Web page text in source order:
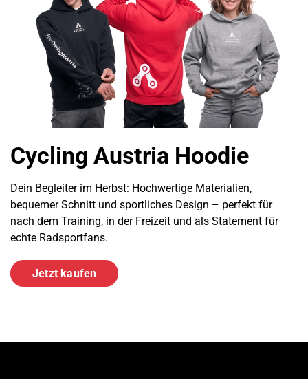
Cycling Austria Hoodie
Dein Begleiter im Herbst: Hochwertige Materialien,
bequemer Schnitt und sportliches Design – perfekt für
nach dem Training, in der Freizeit und als Statement für
echte Radsportfans.
Jetzt kaufen